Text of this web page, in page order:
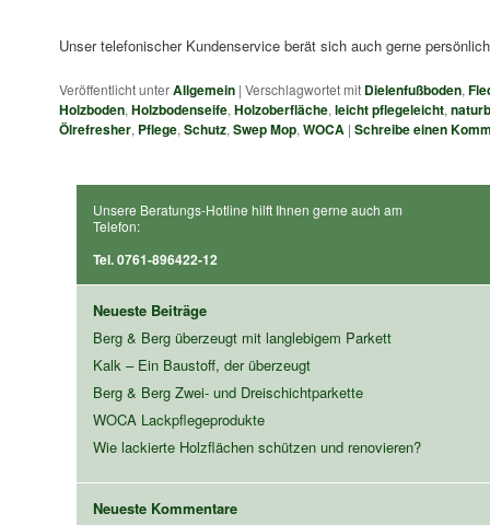
Unser telefonischer Kundenservice berät sich auch gerne
Veröffentlicht unterAllgemein | Verschlagwortet mit Dielenfußboden,
Holzboden, Holzbodenseife, Holzoberfläche, leicht pflegeleicht,
Ölrefresher, Pflege, Schutz, Swep Mop, WOCA | Schreibe einen
Unsere Beratungs-Hotline hilft Ihnen gerne auch am
Telefon:
Tel. 0761-896422-12
Neueste Beiträge
Berg & Berg überzeugt mit langlebigem Parkett
Kalk – Ein Baustoff, der überzeugt
Berg & Berg Zwei- und Dreischichtparkette
WOCA Lackpflegeprodukte
Wie lackierte Holzflächen schützen und renovieren?
Neueste Kommentare